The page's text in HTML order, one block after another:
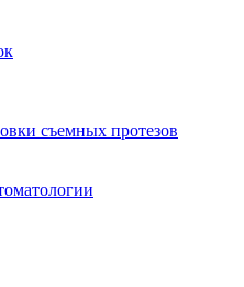
съемных протезов